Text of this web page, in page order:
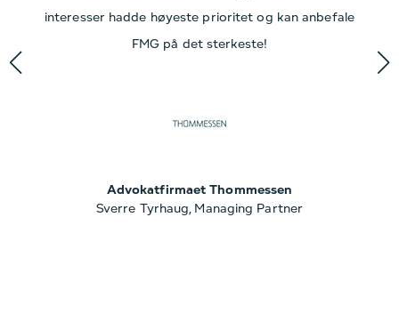
interesser hadde høyeste prioritet og kan anbefale
FMG på det sterkeste!
Advokatfirmaet Thommessen
Sverre Tyrhaug, Managing Partner